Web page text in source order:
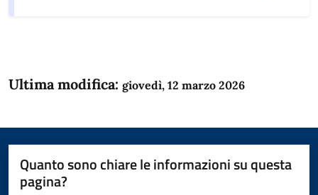
Ultima modifica: giovedì, 12 marzo 2026
Quanto sono chiare le informazioni su questa
pagina?